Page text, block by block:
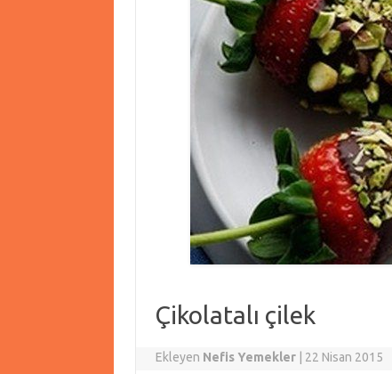
Çikolatalı çilek
Ekleyen Nefis Yemekler 22 Nisan 2015